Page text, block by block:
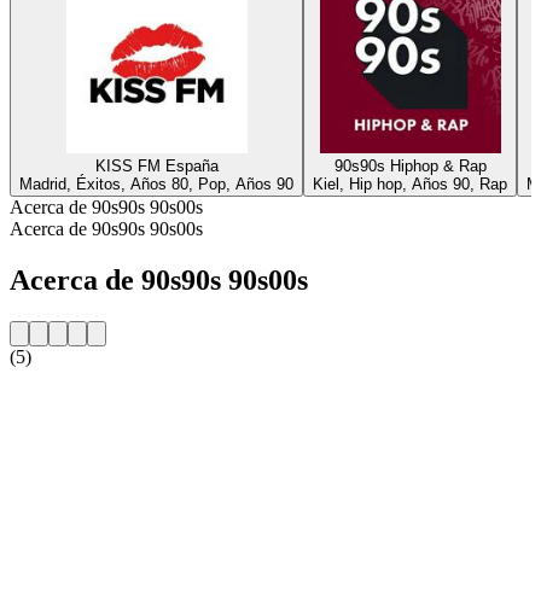
KISS FM España
Madrid, Éxitos, Años 80, Pop, Años 90
90s90s Hiphop & Rap
Kiel, Hip hop, Años 90, Rap
Acerca de 90s90s 90s00s
Acerca de 90s90s 90s00s
Acerca de 90s90s 90s00s
(5)